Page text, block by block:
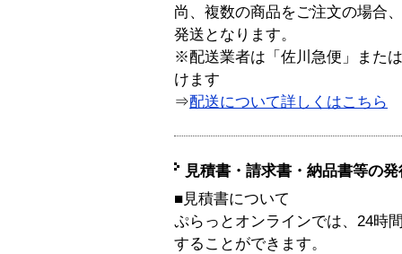
尚、複数の商品をご注文の場合
発送となります。
※配送業者は「佐川急便」また
けます
⇒配送について詳しくはこちら
見積書・請求書・納品書等の
■見積書について
ぷらっとオンラインでは、24時
することができます。